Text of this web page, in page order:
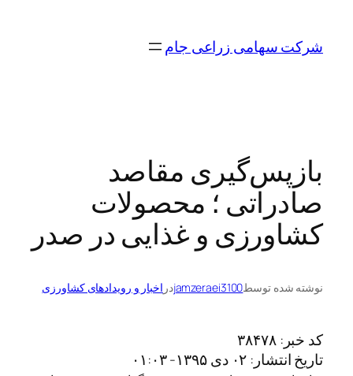
محتواشرکت سهامی زراعی جام
بازپس‌گیری مقاصد
صادراتی ؛ محصولات
کشاورزی و غذایی در صدر
نوشته شده توسطjamzeraei3100در اخبار و رویدادهای کشاورزی
کد خبر:۳۸۴۷۸
تاریخ انتشار: ۰۲ دی ۱۳۹۵- ۰۱:۰۳